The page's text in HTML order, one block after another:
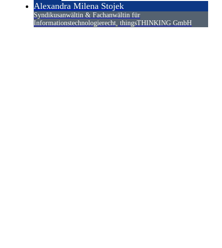
Alexandra Milena Stojek
Syndikusanwältin & Fachanwältin für
Informationstechnologierecht, thingsTHINKING GmbH